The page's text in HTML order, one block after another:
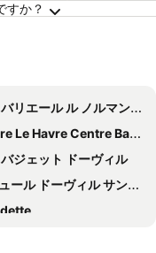
すか？
ール ル ノルマンディー ドーヴィル
Havre Centre Bassin Du Commerce
ジェット ドーヴィル
ール ドーヴィル サントル
Le Pasino